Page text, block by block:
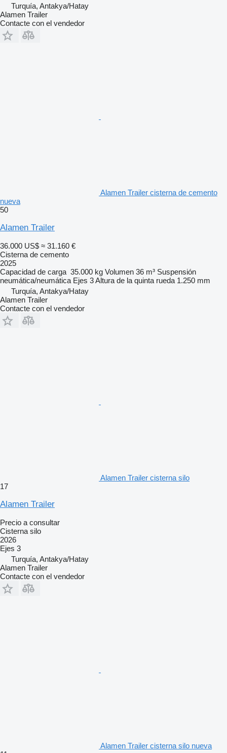
Turquía, Antakya/Hatay
Alamen Trailer
Contacte con el vendedor
Alamen Trailer cisterna de cemento
nueva
50
Alamen Trailer
36.000 US$ ≈ 31.160 €
Cisterna de cemento
2025
Capacidad de carga 35.000 kg Volumen 36 m³ Suspensión
neumática/neumática Ejes 3Altura de la quinta rueda 1.250 mm
Turquía, Antakya/Hatay
Alamen Trailer
Contacte con el vendedor
Alamen Trailer cisterna silo
17
Alamen Trailer
Precio a consultar
Cisterna silo
2026
Ejes 3
Turquía, Antakya/Hatay
Alamen Trailer
Contacte con el vendedor
Alamen Trailer cisterna silo nueva